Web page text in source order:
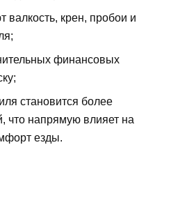
валкость, крен, пробои и
финансовых
становится более
что напрямую влияет на
езды.